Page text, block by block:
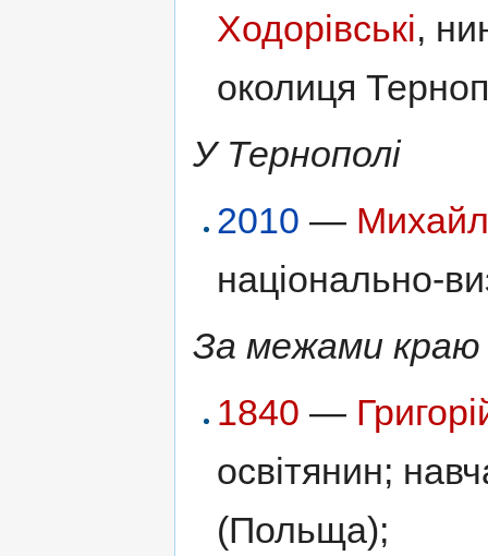
Ходорівські,
околиця
У Тернополі
2010 —
національно-
За межами краю
1840 —
освітянин;
(Польща);